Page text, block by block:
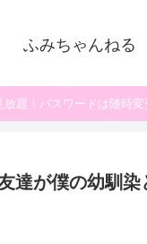
ふみちゃんねる
放題！パスワードは随時
達が僕の幼馴染